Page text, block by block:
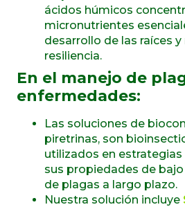
ácidos húmicos
micronutrientes
desarrollo de las raíces y
resiliencia.
En el manejo de
enfermedades:
Las soluciones de
piretrinas, son
utilizados en
sus propiedades de
de plagas a largo plazo.
Nuestra solución incluye